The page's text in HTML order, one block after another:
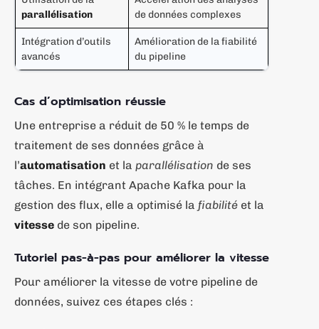
parallélisation
de données complexes
Intégration d’outils
avancés
Amélioration de la fiabilité
du pipeline
Cas d’optimisation réussie
Une entreprise a réduit de 50 % le temps de
traitement de ses données grâce à
l’automatisation et la parallélisation de ses
tâches. En intégrant Apache Kafka pour la
gestion des flux, elle a optimisé la fiabilité et la
vitesse de son pipeline.
Tutoriel pas-à-pas pour améliorer la vitesse
Pour améliorer la vitesse de votre pipeline de
données, suivez ces étapes clés :